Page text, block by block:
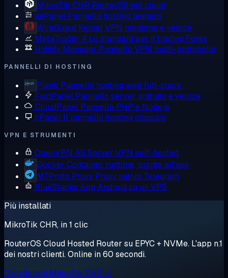
MikroTik CHR RouterOS nel cloud
aaPanel Pannello hosting leggero
WireGuard Kernel VPN moderno e veloce
MetaTrader 4 Lo standard per il trading Forex
Hiddify Manager Pannello VPN multi-protocollo
PANNELLI DI HOSTING
Plesk Pannello hosting web full-stack
FastPanel Pannello server gratuito e veloce
CloudPanel Pannello PHP e Node.js
cPanel Il pannello hosting classico
VPN E STRUMENTI
OpenVPN AS Server VPN self-hosted
Docker Container runtime, pronto all'uso
MTProto Proxy Proxy nativo Telegram
BlueStacks App Android su un VPS
Più installati
MikroTik CHR, in 1 clic
RouterOS Cloud Hosted Router su EPYC + NVMe. L'app n.1
dei nostri clienti. Online in 60 secondi.
Distribuisci MikroTik CHR →